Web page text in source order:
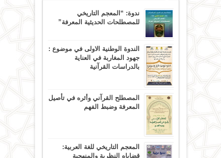
ندوة: “المعجم التاريخي
للمصطلحات الحديثية المعرفة”
الندوة الوطنية الاولى في موضوع :
جهود المغاربة في العناية
بالدراسات القرآنية
المصطلح القرآني وأثره في تأصيل
المعرفة وضبط الفهم
المعجم التاريخي للغة العربية:
قضاياه النظرية والمنهجية